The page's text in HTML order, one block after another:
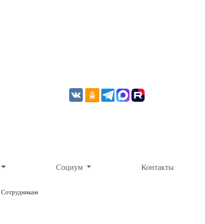
Социум Контакты
Сотрудникам